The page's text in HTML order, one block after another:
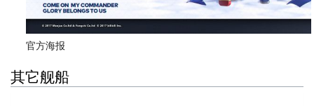
官方海报
其它舰船